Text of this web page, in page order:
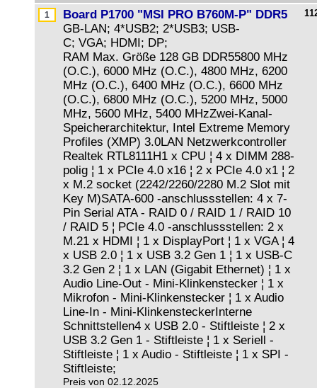
Board P1700 "MSI PRO B760M-P" DDR5
GB-LAN; 4*USB2; 2*USB3; USB-
C; VGA; HDMI; DP;
RAM Max. Größe 128 GB DDR55800 MHz
(O.C.), 6000 MHz (O.C.), 4800 MHz, 6200
MHz (O.C.), 6400 MHz (O.C.), 6600 MHz
(O.C.), 6800 MHz (O.C.), 5200 MHz, 5000
MHz, 5600 MHz, 5400 MHzZwei-Kanal-
Speicherarchitektur, Intel Extreme Memory
Profiles (XMP) 3.0LAN Netzwerkcontroller
Realtek RTL8111H1 x CPU ¦ 4 x DIMM 288-
polig ¦ 1 x PCIe 4.0 x16 ¦ 2 x PCIe 4.0 x1 ¦ 2
x M.2 socket (2242/2260/2280 M.2 Slot mit
Key M)SATA-600 -anschlussstellen: 4 x 7-
Pin Serial ATA - RAID 0 / RAID 1 / RAID 10
/ RAID 5 ¦ PCIe 4.0 -anschlussstellen: 2 x
M.21 x HDMI ¦ 1 x DisplayPort ¦ 1 x VGA ¦ 4
x USB 2.0 ¦ 1 x USB 3.2 Gen 1 ¦ 1 x USB-C
3.2 Gen 2 ¦ 1 x LAN (Gigabit Ethernet) ¦ 1 x
Audio Line-Out - Mini-Klinkenstecker ¦ 1 x
Mikrofon - Mini-Klinkenstecker ¦ 1 x Audio
Line-In - Mini-KlinkensteckerInterne
Schnittstellen4 x USB 2.0 - Stiftleiste ¦ 2 x
USB 3.2 Gen 1 - Stiftleiste ¦ 1 x Seriell -
Stiftleiste ¦ 1 x Audio - Stiftleiste ¦ 1 x SPI -
Stiftleiste;
Preis von 02.12.2025